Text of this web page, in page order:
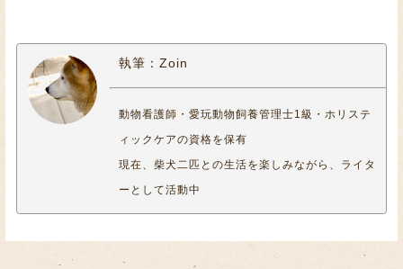
執筆：Zoin
動物看護師・愛玩動物飼養管理士1級・ホリステ
ィックケアの資格を保有
現在、柴犬二匹との生活を楽しみながら、ライタ
ーとして活動中